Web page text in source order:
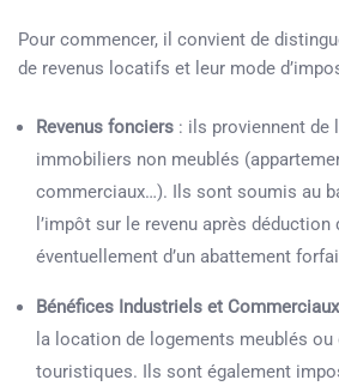
Pour commencer, il convient de
de revenus locatifs et leur mode
Revenus fonciers : ils proviennent de
immobiliers non meublés
commerciaux…). Ils sont soumis au
l’impôt sur le revenu après
éventuellement d’un abattement
Bénéfices Industriels et
la location de logements meublés ou
touristiques. Ils sont également